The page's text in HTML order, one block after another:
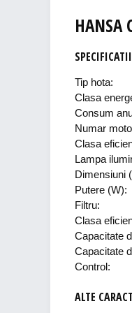
HANSA
SPECIFICATII
Tip hota:
Clasa
Consum
Numar
Clasa
Lampa
Dimensiuni
Putere (W):
Filtru:
Clasa
Capacitate
Capacitate
Control:
ALTE